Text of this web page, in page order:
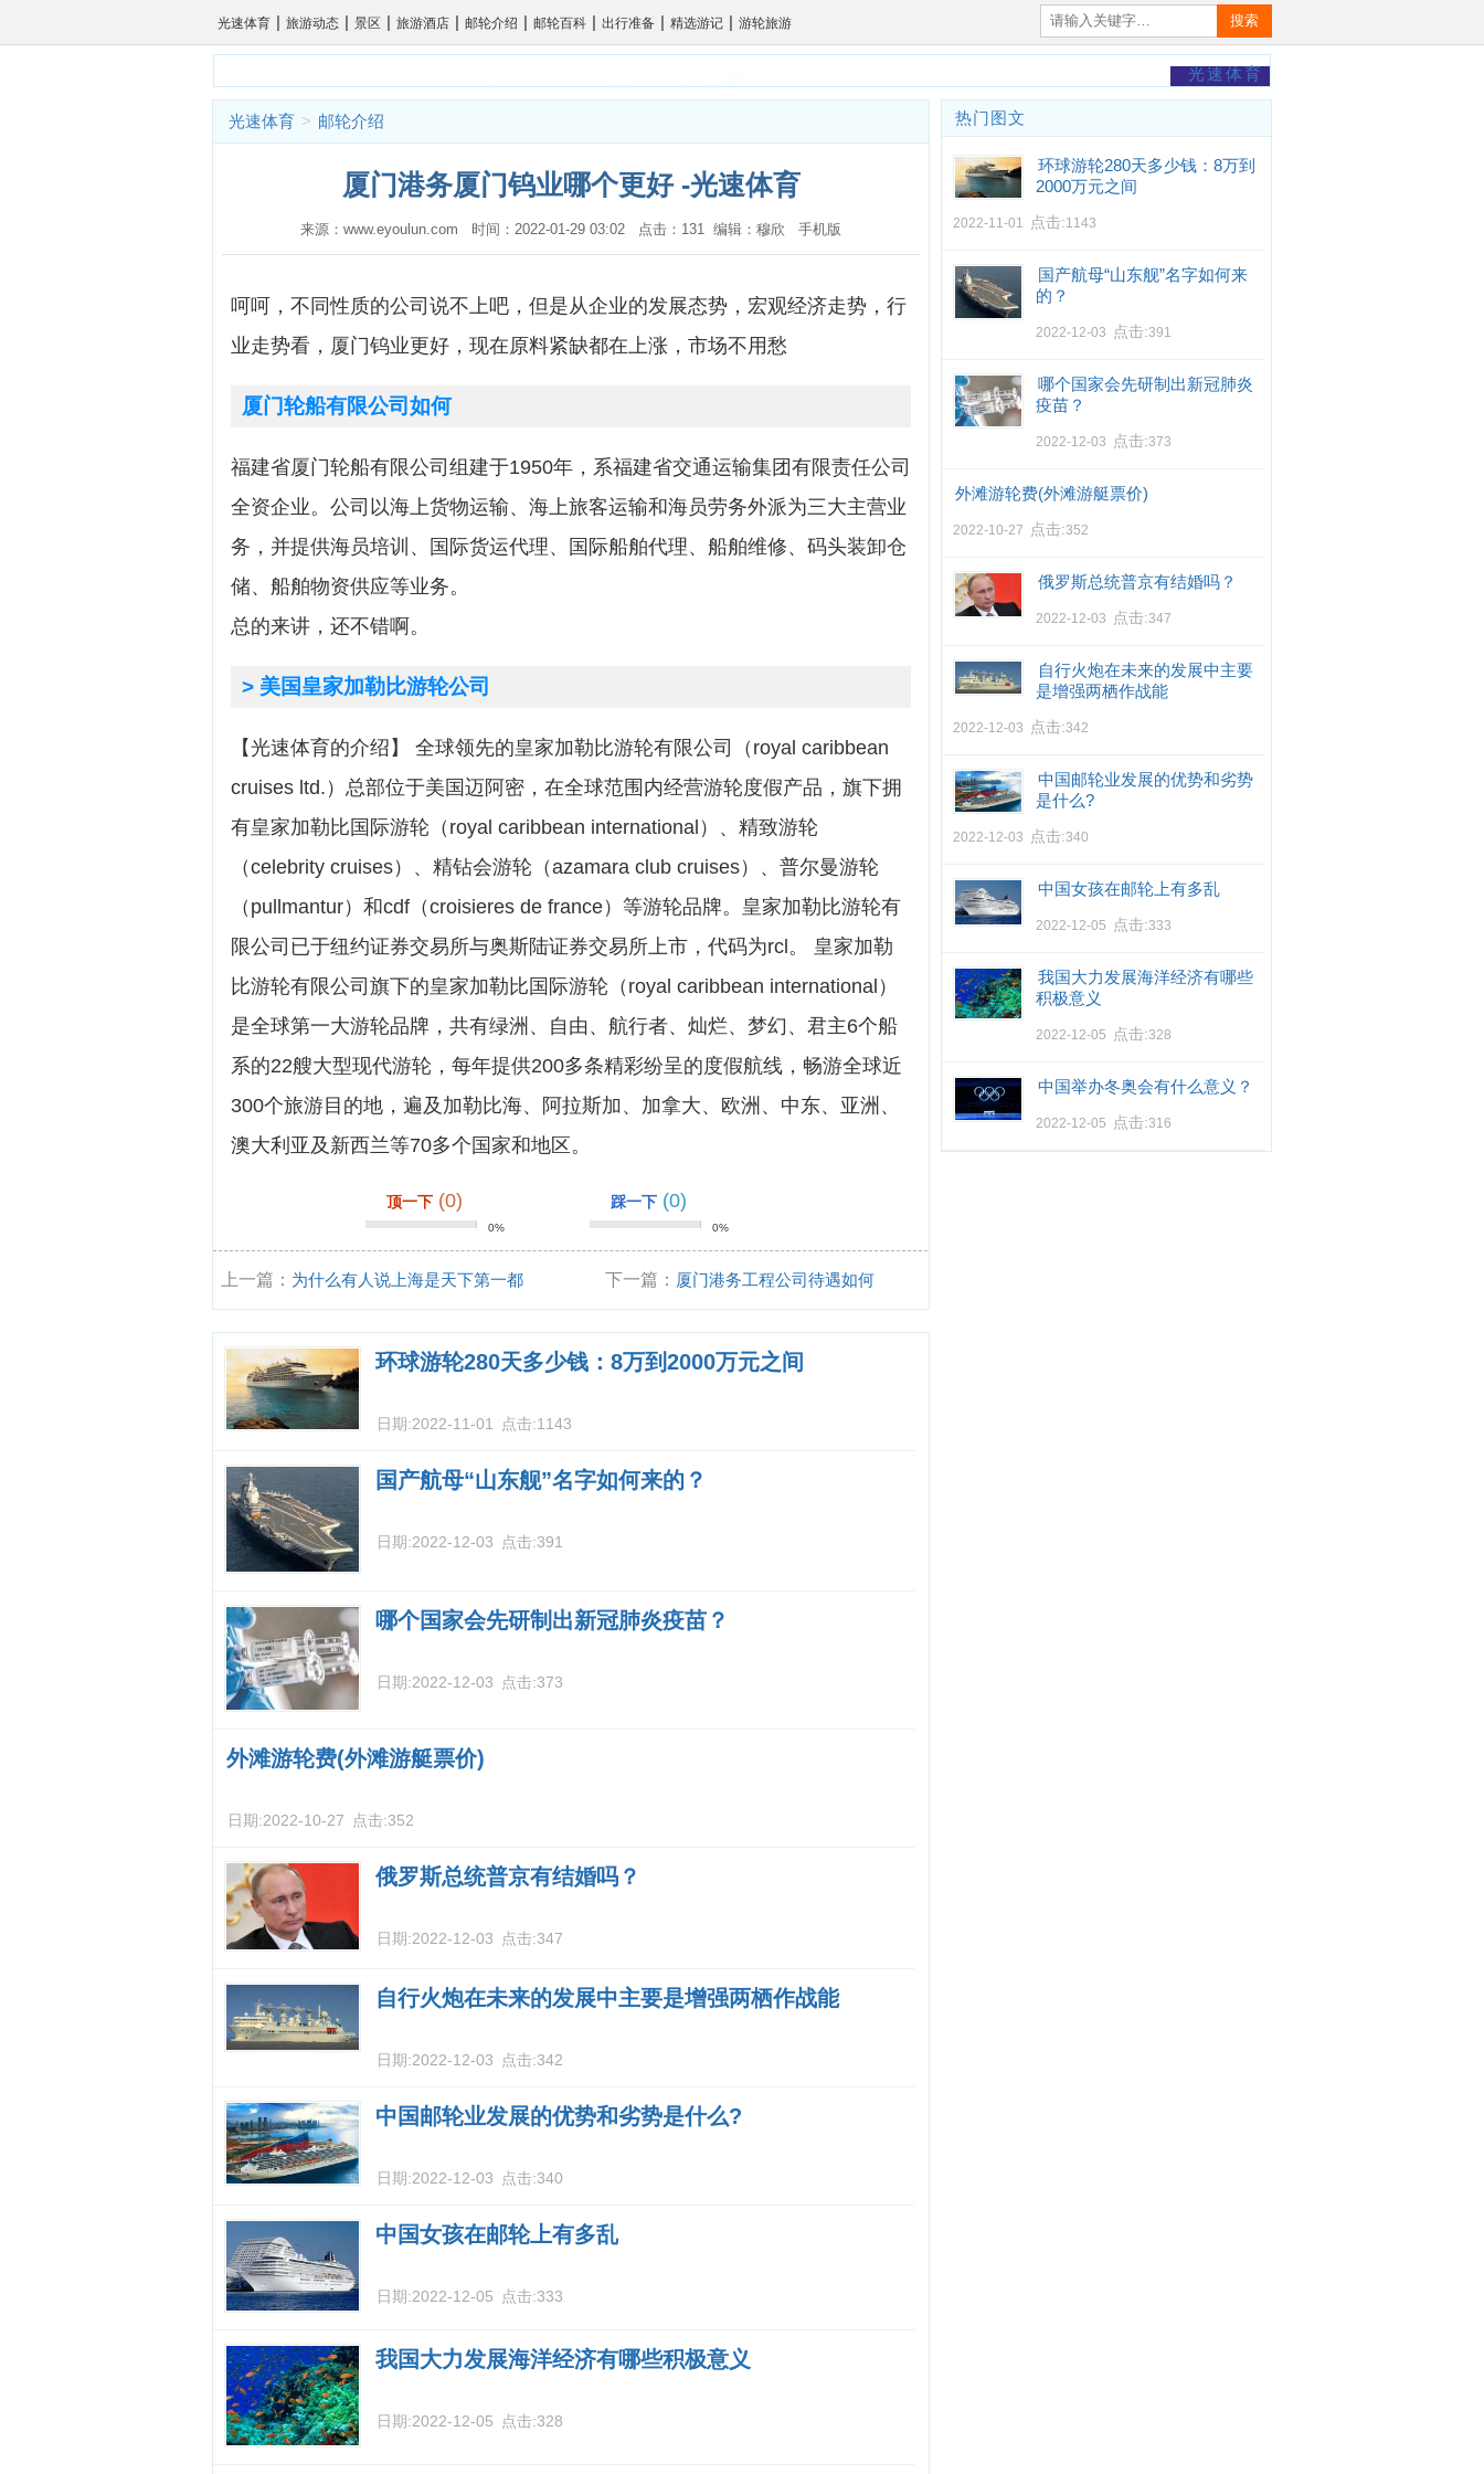
光速体育 | 旅游动态 | 景区 | 旅游酒店 | 邮轮介绍 | 邮轮百科 | 出行准备 | 精选游记 | 游轮旅游 搜索
光速体育
光速体育 > 邮轮介绍
厦门港务厦门钨业哪个更好 -光速体育
来源：www.eyoulun.com 时间：2022-01-29 03:02 点击：131 编辑：穆欣 手机版
呵呵，不同性质的公司说不上吧，但是从企业的发展态势，宏观经济走势，行
业走势看，厦门钨业更好，现在原料紧缺都在上涨，市场不用愁
厦门轮船有限公司如何
福建省厦门轮船有限公司组建于1950年，系福建省交通运输集团有限责任公司
全资企业。公司以海上货物运输、海上旅客运输和海员劳务外派为三大主营业
务，并提供海员培训、国际货运代理、国际船舶代理、船舶维修、码头装卸仓
储、船舶物资供应等业务。
总的来讲，还不错啊。
> 美国皇家加勒比游轮公司
【光速体育的介绍】 全球领先的皇家加勒比游轮有限公司（royal caribbean
cruises ltd.）总部位于美国迈阿密，在全球范围内经营游轮度假产品，旗下拥
有皇家加勒比国际游轮（royal caribbean international）、精致游轮
（celebrity cruises）、精钻会游轮（azamara club cruises）、普尔曼游轮
（pullmantur）和cdf（croisieres de france）等游轮品牌。皇家加勒比游轮有
限公司已于纽约证券交易所与奥斯陆证券交易所上市，代码为rcl。 皇家加勒
比游轮有限公司旗下的皇家加勒比国际游轮（royal caribbean international）
是全球第一大游轮品牌，共有绿洲、自由、航行者、灿烂、梦幻、君主6个船
系的22艘大型现代游轮，每年提供200多条精彩纷呈的度假航线，畅游全球近
300个旅游目的地，遍及加勒比海、阿拉斯加、加拿大、欧洲、中东、亚洲、
澳大利亚及新西兰等70多个国家和地区。
顶一下 (0)
0%
踩一下 (0)
0%
上一篇： 为什么有人说上海是天下第一都
市？它是怎么发
下一篇： 厦门港务工程公司待遇如何
环球游轮280天多少钱：8万到2000万元之间
日期:2022-11-01 点击:1143
国产航母“山东舰”名字如何来的？
日期:2022-12-03 点击:391
哪个国家会先研制出新冠肺炎疫苗？
日期:2022-12-03 点击:373
外滩游轮费(外滩游艇票价)
日期:2022-10-27 点击:352
俄罗斯总统普京有结婚吗？
日期:2022-12-03 点击:347
自行火炮在未来的发展中主要是增强两栖作战能
日期:2022-12-03 点击:342
中国邮轮业发展的优势和劣势是什么?
日期:2022-12-03 点击:340
中国女孩在邮轮上有多乱
日期:2022-12-05 点击:333
我国大力发展海洋经济有哪些积极意义
日期:2022-12-05 点击:328
热门图文
环球游轮280天多少钱：8万到
2000万元之间
2022-11-01 点击:1143
国产航母“山东舰”名字如何来
的？
2022-12-03 点击:391
哪个国家会先研制出新冠肺炎
疫苗？
2022-12-03 点击:373
外滩游轮费(外滩游艇票价)
2022-10-27 点击:352
俄罗斯总统普京有结婚吗？
2022-12-03 点击:347
自行火炮在未来的发展中主要
是增强两栖作战能
2022-12-03 点击:342
中国邮轮业发展的优势和劣势
是什么?
2022-12-03 点击:340
中国女孩在邮轮上有多乱
2022-12-05 点击:333
我国大力发展海洋经济有哪些
积极意义
2022-12-05 点击:328
中国举办冬奥会有什么意义？
2022-12-05 点击:316